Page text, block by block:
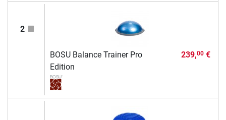
2
BOSU Balance Trainer Pro
Edition
239,00€